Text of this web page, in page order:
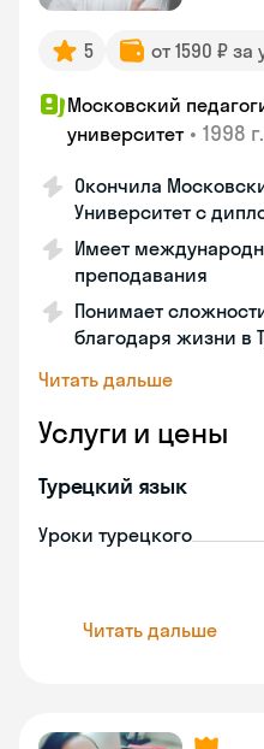
5 от 1590 ₽ за
Московский
университет • 1998 г.
Окончила
Университет с
Имеет
преподавания
Понимает
благодаря жизни в
Читать дальше
Услуги и цены
Турецкий язык
Уроки турецкого
Читать дальше